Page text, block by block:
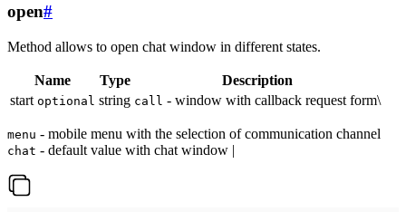
open#
Method allows to open chat window in different states.
Name Type
Description
start optional string call - window with callback request form\
menu - mobile menu with the selection of communication channel
chat - default value with chat window |